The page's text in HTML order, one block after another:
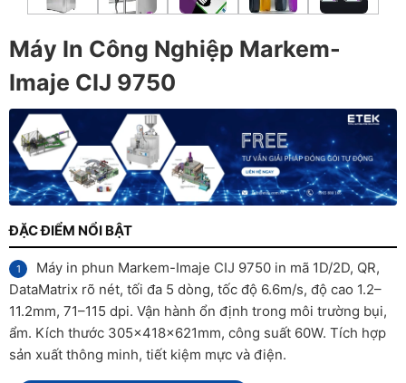
Máy In Công Nghiệp Markem-
Imaje CIJ 9750
ĐẶC ĐIỂM NỔI BẬT
Máy in phun Markem-Imaje CIJ 9750 in mã 1D/2D, QR,
DataMatrix rõ nét, tối đa 5 dòng, tốc độ 6.6m/s, độ cao 1.2–
11.2mm, 71–115 dpi. Vận hành ổn định trong môi trường bụi,
ẩm. Kích thước 305x418x621mm, công suất 60W. Tích hợp
sản xuất thông minh, tiết kiệm mực và điện.